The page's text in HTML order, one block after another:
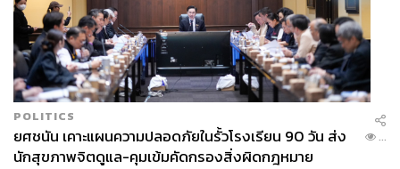
POLITICS
ยศชนัน เคาะแผนความปลอดภัยในรั้วโรงเรียน 90 วัน ส่ง
นักสุขภาพจิตดูแล-คุมเข้มคัดกรองสิ่งผิดกฎหมาย
...